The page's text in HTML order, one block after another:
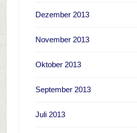
Dezember 2013
November 2013
Oktober 2013
September 2013
Juli 2013